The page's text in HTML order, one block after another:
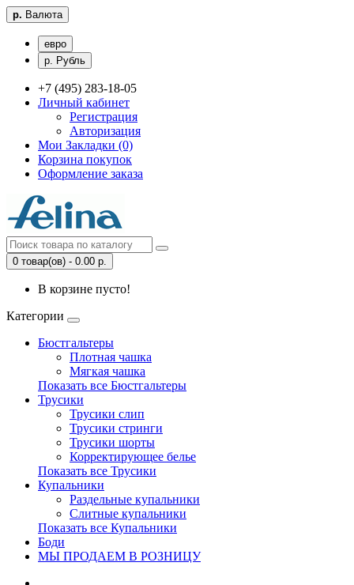
р. Валюта
евро
р. Рубль
+7 (495) 283-18-05
Личный кабинет
Регистрация
Авторизация
Мои Закладки (0)
Корзина покупок
Оформление заказа
0 товар(ов) - 0.00 р.
В корзине пусто!
Категории
Бюстгальтеры
Плотная чашка
Мягкая чашка
Показать все Бюстгальтеры
Трусики
Трусики слип
Трусики стринги
Трусики шорты
Корректирующее белье
Показать все Трусики
Купальники
Раздельные купальники
Слитные купальники
Показать все Купальники
Боди
МЫ ПРОДАЕМ В РОЗНИЦУ